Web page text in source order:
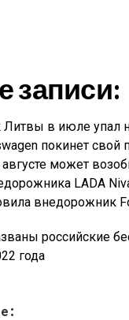
записи:
в июле упал
покинет свой
может
LADA
внедорожник
российские
года